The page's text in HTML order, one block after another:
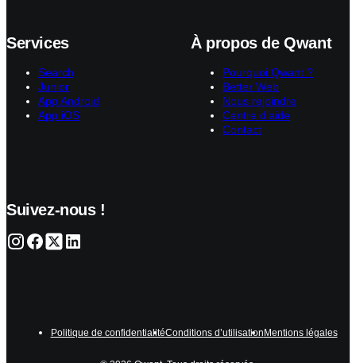
Services
Search
Junior
App Android
App iOS
À propos de Qwant
Pourquoi Qwant ?
Better Web
Nous rejoindre
Centre d’aide
Contact
Suivez-nous !
Politique de confidentialitéConditions d’utilisationMentions légales